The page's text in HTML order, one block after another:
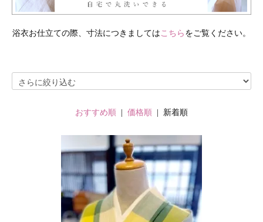
浴衣お仕立ての際、寸法につきましては こちら をご覧ください。
おすすめ順 価格順 | 新着順